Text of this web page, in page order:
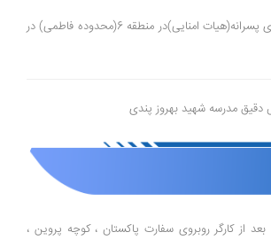
مدرسهشهید بهروز پندی پسرانه(هیات امنایی)در منطقه 6(محدوده فاطمی) در
دقیق مدرسه شهید بهروز پندی
از کارگر روبروی سفارت پاکستان ، کوچه پروین ،